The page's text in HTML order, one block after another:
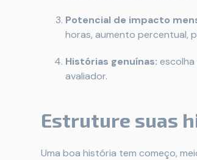
Potencial de impacto
horas, aumento percentual,
Histórias genuínas:
avaliador.
Estruture suas
Uma boa história tem começo,